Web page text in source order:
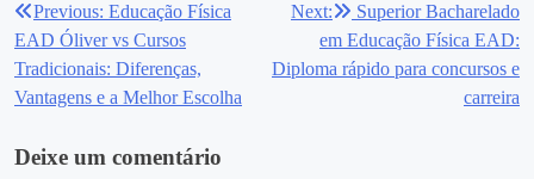
Navegação
de
Post
Previous: Educação Física
EAD Óliver vs Cursos
Tradicionais: Diferenças,
Vantagens e a Melhor Escolha
Next:
Superior Bacharelado
em Educação Física EAD:
Diploma rápido para concursos e
carreira
Deixe um comentário